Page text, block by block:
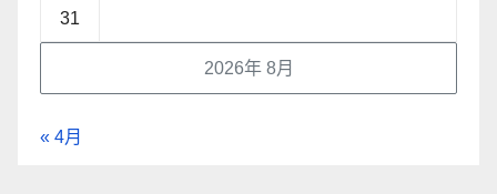
2026年 8月
31
« 4月